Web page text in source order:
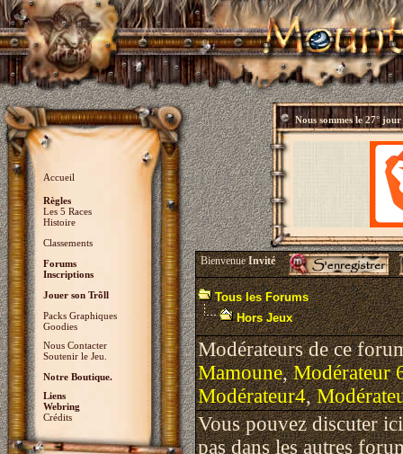
Accueil
Règles
Les 5 Races
Histoire
Classements
Forums
Inscriptions
Jouer son Trõll
Packs Graphiques
Goodies
Nous Contacter
Soutenir le Jeu.
Notre Boutique.
Liens
Webring
Crédits
Nous sommes le27° jour
BienvenueInvité
Tous les Forums
Hors Jeux
Modérateurs de ce
Mamoune,Modérateur
Modérateur4,
Vous pouvez discuter
pas dans les autres